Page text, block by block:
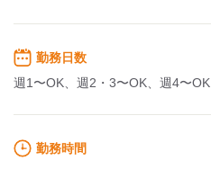
勤務日数
週1〜OK、週2・3〜OK、週4〜OK
勤務時間